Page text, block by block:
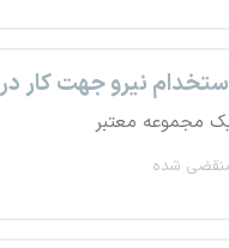
نیرو جهت کار
مجموعه معتبر
شده